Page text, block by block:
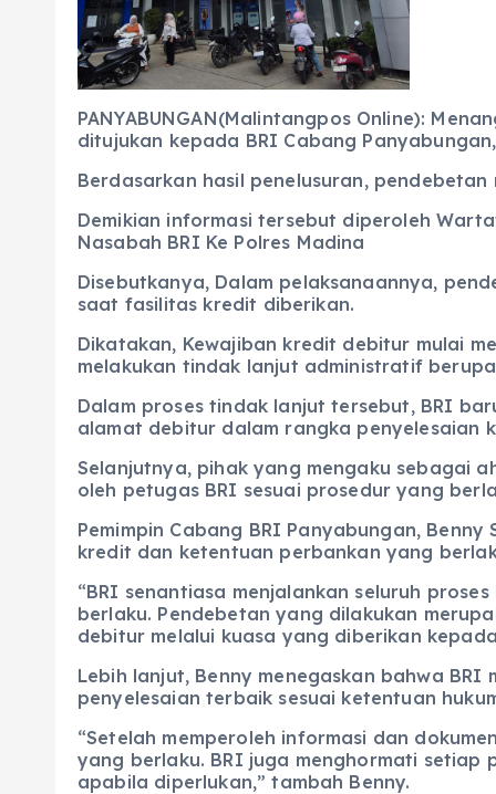
k
PANYABUNGAN(Malintangpos Online):
ditujukan kepada BRI Cabang
Berdasarkan hasil penelusuran,
Demikian informasi tersebut diperoleh
Nasabah BRI Ke Polres Madina
Disebutkanya, Dalam pelaksanaannya,
saat fasilitas kredit diberikan.
Dikatakan, Kewajiban kredit debitur mulai
melakukan tindak lanjut administratif
Dalam proses tindak lanjut tersebut, BRI
alamat debitur dalam rangka penyelesaian
Selanjutnya, pihak yang mengaku sebagai
oleh petugas BRI sesuai prosedur yang
Pemimpin Cabang BRI Panyabungan,
kredit dan ketentuan perbankan yang
“BRI senantiasa menjalankan seluruh
berlaku. Pendebetan yang dilakukan
debitur melalui kuasa yang diberikan
Lebih lanjut, Benny menegaskan bahwa
penyelesaian terbaik sesuai ketentuan
“Setelah memperoleh informasi dan
yang berlaku. BRI juga menghormati
apabila diperlukan,” tambah Benny.